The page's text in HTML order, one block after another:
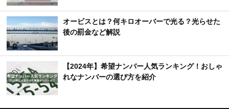
オービスとは？何キロオーバーで光る？光らせた
後の罰金など解説
【2024年】希望ナンバー人気ランキング！おしゃ
れなナンバーの選び方を紹介